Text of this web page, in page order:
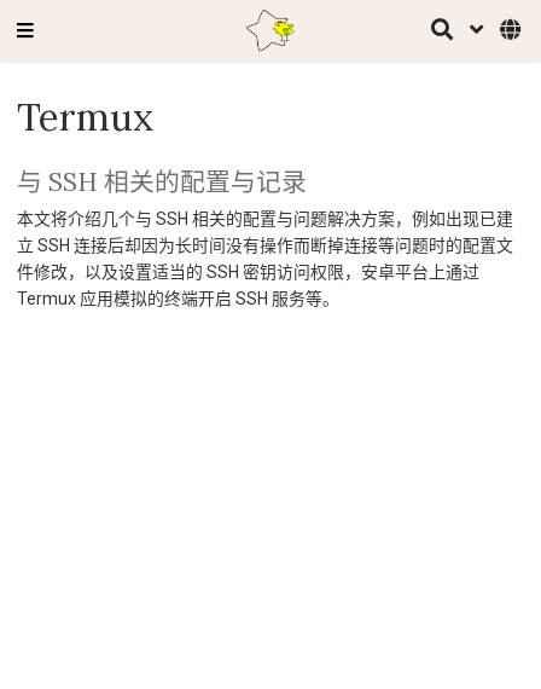
Termux
与 SSH 相关的配置与记录
本文将介绍几个与 SSH 相关的配置与问题解决方案，例如出现已建
立 SSH 连接后却因为长时间没有操作而断掉连接等问题时的配置文
件修改，以及设置适当的 SSH 密钥访问权限，安卓平台上通过
Termux 应用模拟的终端开启 SSH 服务等。